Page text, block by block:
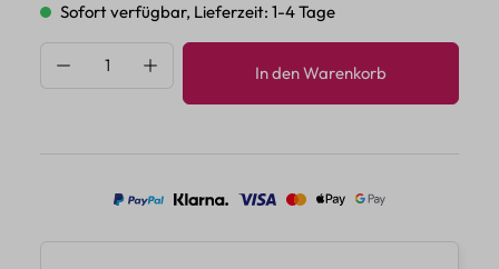
Sofort verfügbar, Lieferzeit: 1-4 Tage
Produkt Anzahl: Gib den gewünschten
In den Warenkorb